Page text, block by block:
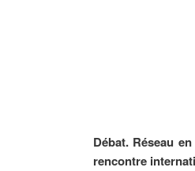
Débat. Réseau
rencontre